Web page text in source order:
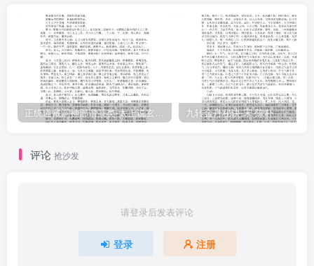
九转金丹秘诀-宋-陈朴
评论 抢沙发
请登录后发表评论
登录 注册